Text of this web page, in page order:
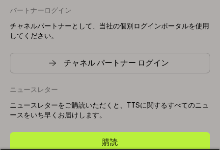
パートナーログイン
チャネルパートナーとして、当社の個別ログインポータルを使用
してください。
チャネル パートナー ログイン
ニュースレター
ニュースレターをご購読いただくと、TTSに関するすべてのニュ
ースをいち早くお届けします。
購読